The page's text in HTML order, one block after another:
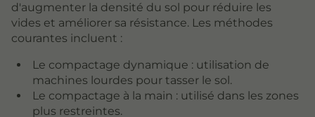
d'augmenter la densité du sol pour réduire les
vides et améliorer sa résistance. Les méthodes
courantes incluent :
Le compactage dynamique : utilisation de
machines lourdes pour tasser le sol.
Le compactage à la main : utilisé dans les zones
plus restreintes.